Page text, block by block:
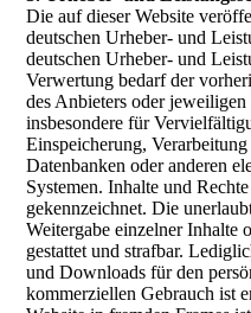
Die auf dieser Website
deutschen Urheber- und
deutschen Urheber- und
Verwertung bedarf der
des Anbieters oder
insbesondere für
Einspeicherung,
Datenbanken oder anderen
Systemen. Inhalte und
gekennzeichnet. Die
Weitergabe einzelner Inhalte
gestattet und strafbar.
und Downloads für den
kommerziellen Gebrauch ist